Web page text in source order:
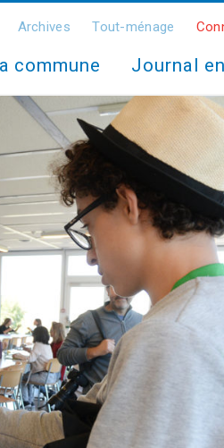
Archives Tout-ménage
commune Journal